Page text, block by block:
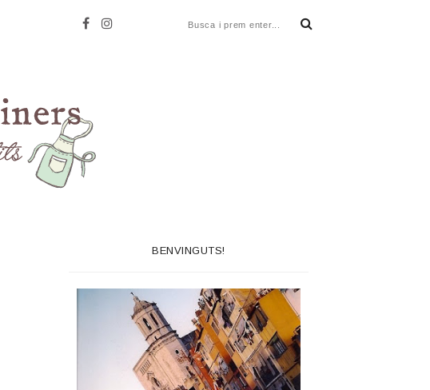
BENVINGUTS!